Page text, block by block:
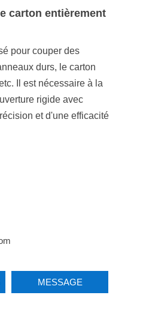
carton entièrement
pour couper des
durs, le carton
Il est nécessaire à la
rigide avec
et d'une efficacité
MESSAGE